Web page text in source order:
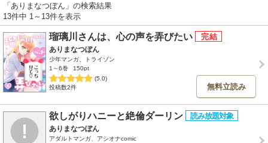
「ありまなつぼん」の検索結果
13件中 1～13件を表示
瑠璃川さんは、心の声を弄びたい
ありまなつぼん
少年マンガ、トライゾン
1～6巻
150pt
(5.0)
投稿数2件
無料立読み
欲しがりハニーと絶倫ダーリン
ありまなつぼん
アダルトマンガ、アシオナcomic